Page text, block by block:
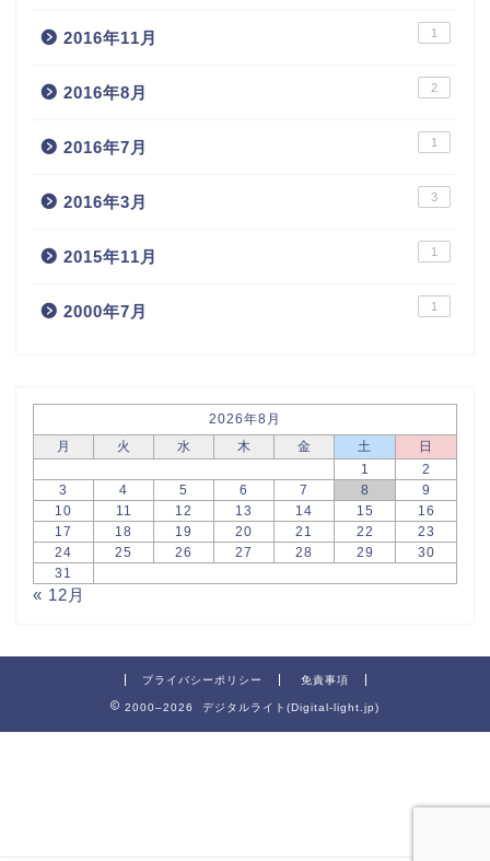
2016年11月 1
2016年8月 2
2016年7月 1
2016年3月 3
2015年11月 1
2000年7月 1
2026年8月
月
火 水 木 金 土
日
1
2
3
4 5 6 7 8
9
10
11 12 13 14 15
16
17
18 19 20 21 22
23
24
25 26 27 28 29
30
31
« 12月
プライバシーポリシー 免責事項
2000–2026 デジタルライト(Digital-light.jp)